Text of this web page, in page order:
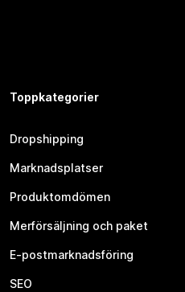
Toppkategorier
Dropshipping
Marknadsplatser
Produktomdömen
Merförsäljning och paket
E-postmarknadsföring
SEO